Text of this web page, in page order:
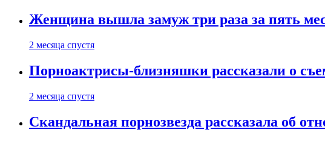
Женщина вышла замуж три раза за пять
2 месяца спустя
Порноактрисы-близняшки рассказали о
2 месяца спустя
Скандальная порнозвезда рассказала об